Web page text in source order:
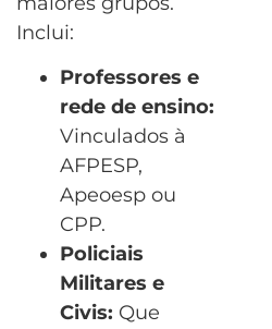
Inclui:
Professores e
rede de ensino:
Vinculados à
AFPESP,
Apeoesp ou
CPP.
Policiais
Militares e
Civis: Que